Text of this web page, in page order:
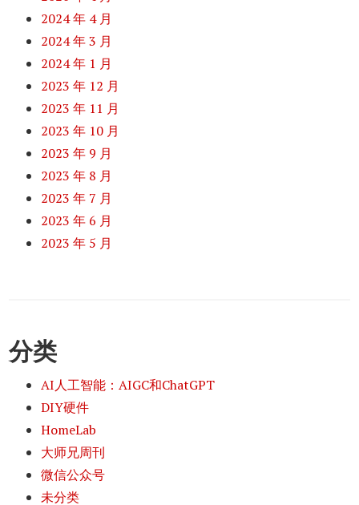
2024 年 4 月
2024 年 3 月
2024 年 1 月
2023 年 12 月
2023 年 11 月
2023 年 10 月
2023 年 9 月
2023 年 8 月
2023 年 7 月
2023 年 6 月
2023 年 5 月
分类
AI人工智能：AIGC和ChatGPT
DIY硬件
HomeLab
大师兄周刊
微信公众号
未分类